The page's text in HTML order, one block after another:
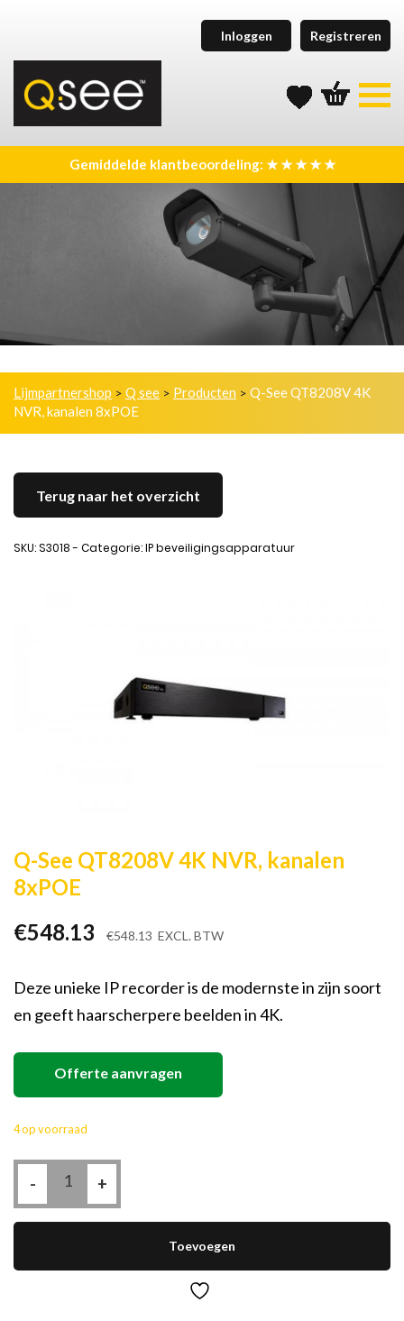
Inloggen Registreren
Gemiddelde klantbeoordeling: ★ ★ ★ ★ ★
Lijmpartnershop > Q see > Producten > Q-See QT8208V 4K
NVR, kanalen 8xPOE
Terug naar het overzicht
SKU: S3018 - Categorie: IP beveiligingsapparatuur
Q-See QT8208V 4K NVR, kanalen
8xPOE
€548.13 €548.13 EXCL. BTW
Deze unieke IP recorder is de modernste in zijn soort
en geeft haarscherpere beelden in 4K.
Offerte aanvragen
4 op voorraad
-
Q-
See
4K
NVR,
+
Toevoegen